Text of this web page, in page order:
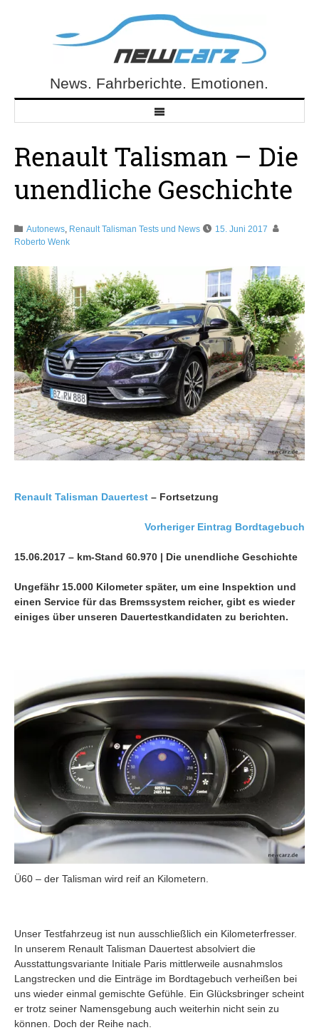
NewCarz.deNews. Fahrberichte. Emotionen.
Renault Talisman – Die
unendliche Geschichte
Autonews, Renault Talisman Tests und News
15. Juni 2017
Roberto Wenk
Renault Talisman Dauertest – Fortsetzung
Vorheriger Eintrag Bordtagebuch
15.06.2017 – km-Stand 60.970 | Die unendliche Geschichte
Ungefähr 15.000 Kilometer später, um eine Inspektion und
einen Service für das Bremssystem reicher, gibt es wieder
einiges über unseren Dauertestkandidaten zu berichten.
Ü60 – der Talisman wird reif an Kilometern.
Unser Testfahrzeug ist nun ausschließlich ein Kilometerfresser.
In unserem Renault Talisman Dauertest absolviert die
Ausstattungsvariante Initiale Paris mittlerweile ausnahmslos
Langstrecken und die Einträge im Bordtagebuch verheißen bei
uns wieder einmal gemischte Gefühle. Ein Glücksbringer scheint
er trotz seiner Namensgebung auch weiterhin nicht sein zu
können. Doch der Reihe nach.